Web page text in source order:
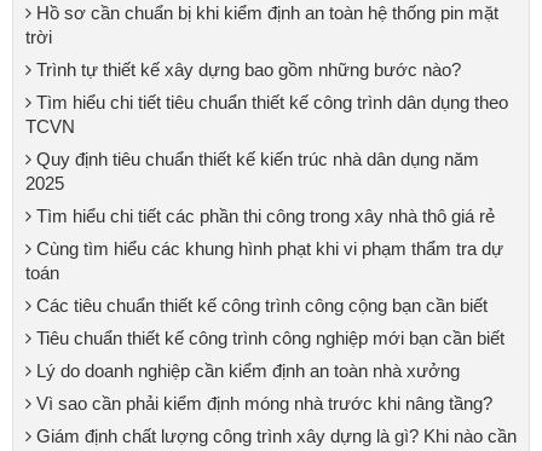
Hồ sơ cần chuẩn bị khi kiểm định an toàn hệ thống pin mặt
trời
Trình tự thiết kế xây dựng bao gồm những bước nào?
Tìm hiểu chi tiết tiêu chuẩn thiết kế công trình dân dụng theo
TCVN
Quy định tiêu chuẩn thiết kế kiến trúc nhà dân dụng năm
2025
Tìm hiểu chi tiết các phần thi công trong xây nhà thô giá rẻ
Cùng tìm hiểu các khung hình phạt khi vi phạm thẩm tra dự
toán
Các tiêu chuẩn thiết kế công trình công cộng bạn cần biết
Tiêu chuẩn thiết kế công trình công nghiệp mới bạn cần biết
Lý do doanh nghiệp cần kiểm định an toàn nhà xưởng
Vì sao cần phải kiểm định móng nhà trước khi nâng tầng?
Giám định chất lượng công trình xây dựng là gì? Khi nào cần